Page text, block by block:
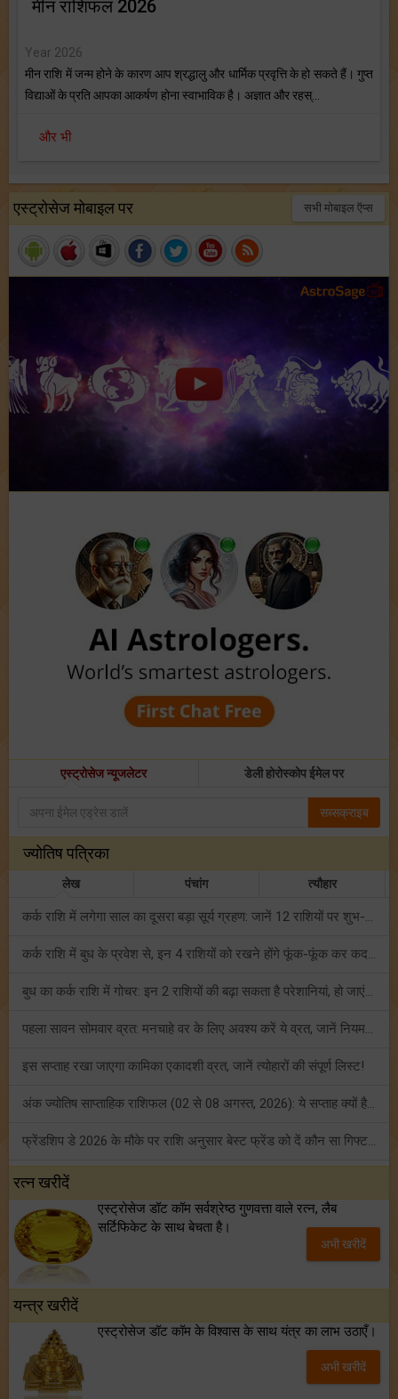
मीन राशिफल 2026
Year 2026
मीन राशि में जन्म होने के कारण आप श्रद्धालु और धार्मिक प्रवृत्ति के हो सकते हैं। गुप्त
विद्याओं के प्रति आपका आकर्षण होना स्वाभाविक है। अज्ञात और रहस्...
और भी
एस्ट्रोसेज मोबाइल पर सभी मोबाइल ऍप्स
एस्ट्रोसेज न्यूजलेटर डेली होरोस्कोप ईमेल पर
सब्सक्राइब
ज्योतिष पत्रिका
लेख पंचांग त्यौहार
कर्क राशि में लगेगा साल का दूसरा बड़ा सूर्य ग्रहण: जानें 12 राशियों पर शुभ-अशुभ प्रभाव!
कर्क राशि में बुध के प्रवेश से, इन 4 राशियों को रखने होंगे फूंक-फूंक कर कदम!
बुध का कर्क राशि में गोचर: इन 2 राशियों की बढ़ा सकता है परेशानियां, हो जाएं सावधान!
पहला सावन सोमवार व्रत: मनचाहे वर के लिए अवश्य करें ये व्रत, जानें नियम एवं पूजा विधि!
इस सप्ताह रखा जाएगा कामिका एकादशी व्रत, जानें त्योहारों की संपूर्ण लिस्ट!
अंक ज्योतिष साप्ताहिक राशिफल (02 से 08 अगस्त, 2026): ये सप्ताह क्यों है खास?
फ्रेंडशिप डे 2026 के मौके पर राशि अनुसार बेस्ट फ्रेंड को दें कौन सा गिफ्ट? जानें
शनि साढ़े साती और ढैय्या से परेशान हैं? शनि कृपा के लिए अवश्य करें शनिवार व्रत!
रत्न खरीदें
एस्ट्रोसेज डॉट कॉम सर्वश्रेष्ठ गुणवत्ता वाले रत्न, लैब
सर्टिफिकेट के साथ बेचता है।
अभी खरीदें
यन्त्र खरीदें
एस्ट्रोसेज डॉट कॉम के विश्वास के साथ यंत्र का लाभ उठाएँ।
अभी खरीदें